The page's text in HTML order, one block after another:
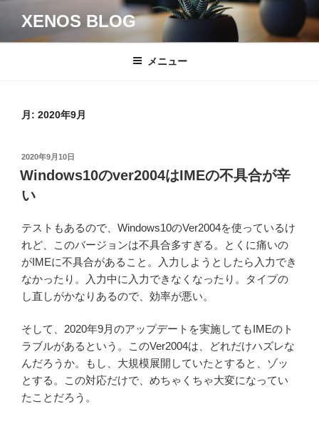
テ
XENOS BLOG
メニュー
月: 2020年9月
投
稿
日:
2020年9月10日
Windows10のver2004はIMEの不具合が辛
い
テストもあるので、Windows10のVer2004を使っているけ
れど、このバージョンは不具合多すぎる。とくに痛いの
がIMEに不具合があること。入力しようとしたら入力でき
なかったり。入力中に入力できなくなったり。タイプの
し直しがかなりあるので、効率が悪い。
そして、2020年9月のアップデートを実施してもIMEのト
ラブルがあるという。このVer2004は、どれだけハズレな
んだろうか。もし、大規模展開していたとすると、ゾッ
とする。この対応だけで、めちゃくちゃ大変になってい
たことだろう。